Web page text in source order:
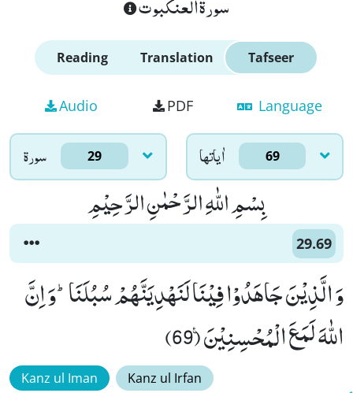
Reading Translation Tafseer
Audio PDF Language
سورۃ 29 اٰياتها 69
بِسْمِ اللّٰهِ الرَّحْمٰنِ الرَّحِیْمِ
29.69
وَ الَّذِیْنَ جَاهَدُوْا فِیْنَا لَنَهْدِیَنَّهُمْ سُبُلَنَاؕ-وَ اِنَّ
اللّٰهَ لَمَعَ الْمُحْسِنِیْنَ۠ (69)
Kanz ul Iman Kanz ul Irfan